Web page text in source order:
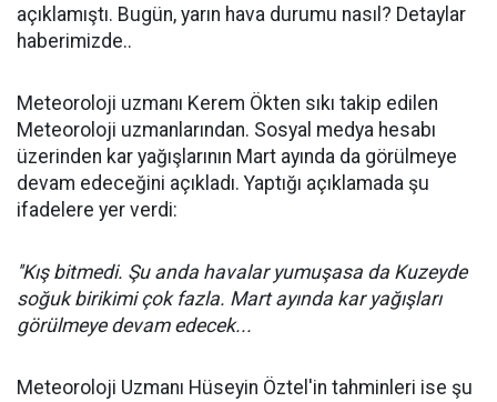
açıklamıştı. Bugün, yarın hava durumu nasıl? Detaylar
haberimizde..
Meteoroloji uzmanı Kerem Ökten sıkı takip edilen
Meteoroloji uzmanlarından. Sosyal medya hesabı
üzerinden kar yağışlarının Mart ayında da görülmeye
devam edeceğini açıkladı. Yaptığı açıklamada şu
ifadelere yer verdi:
''Kış bitmedi. Şu anda havalar yumuşasa da Kuzeyde
soğuk birikimi çok fazla. Mart ayında kar yağışları
görülmeye devam edecek...
Meteoroloji Uzmanı Hüseyin Öztel'in tahminleri ise şu